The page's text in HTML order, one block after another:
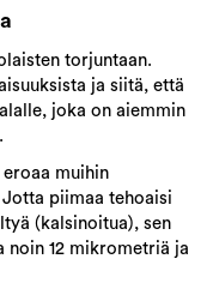
torjuntaan.
ja siitä, että
joka on aiemmin
muihin
piimaa tehoaisi
(kalsinoitua), sen
noin 12 mikrometriä ja